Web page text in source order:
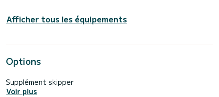
Afficher tous les équipements
Options
Supplément skipper
Voir plus